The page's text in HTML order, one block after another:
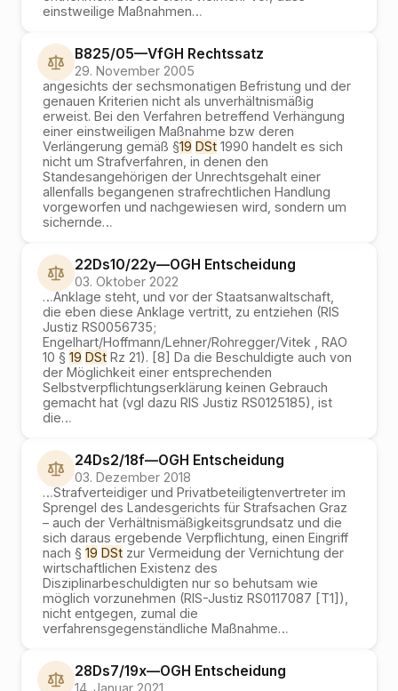
einstweilige Maßnahmen…
B825/05—VfGH Rechtssatz
29. November 2005
angesichts der sechsmonatigen Befristung und der
genauen Kriterien nicht als unverhältnismäßig
erweist. Bei den Verfahren betreffend Verhängung
einer einstweiligen Maßnahme bzw deren
Verlängerung gemäß §19 DSt 1990 handelt es sich
nicht um Strafverfahren, in denen den
Standesangehörigen der Unrechtsgehalt einer
allenfalls begangenen strafrechtlichen Handlung
vorgeworfen und nachgewiesen wird, sondern um
sichernde…
22Ds10/22y—OGH Entscheidung
03. Oktober 2022
…Anklage steht, und vor der Staatsanwaltschaft,
die eben diese Anklage vertritt, zu entziehen (RIS
Justiz RS0056735;
Engelhart/Hoffmann/Lehner/Rohregger/Vitek , RAO
10 § 19 DSt Rz 21). [8] Da die Beschuldigte auch von
der Möglichkeit einer entsprechenden
Selbstverpflichtungserklärung keinen Gebrauch
gemacht hat (vgl dazu RIS Justiz RS0125185), ist
die…
24Ds2/18f—OGH Entscheidung
03. Dezember 2018
…Strafverteidiger und Privatbeteiligtenvertreter im
Sprengel des Landesgerichts für Strafsachen Graz
– auch der Verhältnismäßigkeitsgrundsatz und die
sich daraus ergebende Verpflichtung, einen Eingriff
nach § 19 DSt zur Vermeidung der Vernichtung der
wirtschaftlichen Existenz des
Disziplinarbeschuldigten nur so behutsam wie
möglich vorzunehmen (RIS-Justiz RS0117087 [T1]),
nicht entgegen, zumal die
verfahrensgegenständliche Maßnahme…
28Ds7/19x—OGH Entscheidung
14. Januar 2021